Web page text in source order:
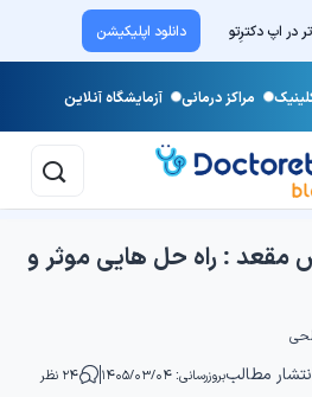
در اپ دکترِتو دانلود اپلیکیشن
مراکز درمانی آزمایشگاه آنلاین
مقعد : راه حل هایی موثر و
مطالببروزرسانی: ۱۴۰۵/۰۳/۰۴ ۲۴ نظر